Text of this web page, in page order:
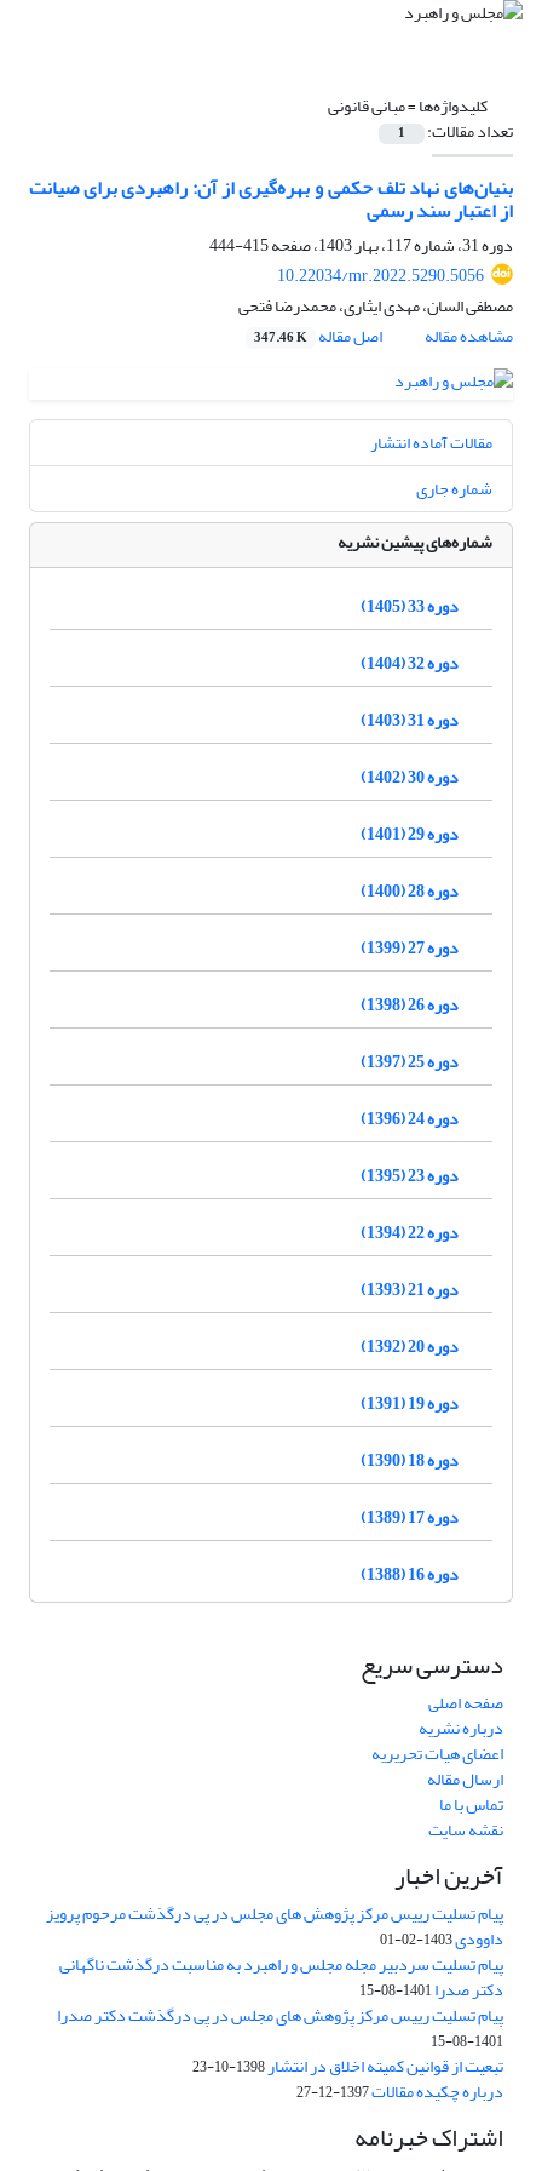
کلیدواژه‌ها =مبانی قانونی
تعداد مقالات: 1
بنیان‌های نهاد تلف حکمی و بهره‌گیری از آن: راهبردی برای صیانت
از اعتبار سند رسمی
دوره 31، شماره 117، بهار 1403، صفحه
415-444
10.22034/mr.2022.5290.5056
مصطفی السان، مهدی ایثاری، محمدرضا فتحی
مشاهده مقاله
اصل مقاله 347.46 K
مقالات آماده انتشار
شماره جاری
شماره‌های پیشین نشریه
دوره 33 (1405)
دوره 32 (1404)
دوره 31 (1403)
دوره 30 (1402)
دوره 29 (1401)
دوره 28 (1400)
دوره 27 (1399)
دوره 26 (1398)
دوره 25 (1397)
دوره 24 (1396)
دوره 23 (1395)
دوره 22 (1394)
دوره 21 (1393)
دوره 20 (1392)
دوره 19 (1391)
دوره 18 (1390)
دوره 17 (1389)
دوره 16 (1388)
دسترسی سریع
صفحه اصلی
درباره نشریه
اعضای هیات تحریریه
ارسال مقاله
تماس با ما
نقشه سایت
آخرین اخبار
پیام تسلیت رییس مرکز پژوهش های مجلس در پی درگذشت مرحوم پرویز
داوودی1403-02-01
پیام تسلیت سردبیر مجله مجلس و راهبرد به مناسبت درگذشت ناگهانی
دکتر صدرا1401-08-15
پیام تسلیت رییس مرکز پژوهش های مجلس در پی درگذشت دکتر صدرا
1401-08-15
تبعیت از قوانین کمیته اخلاق در انتشار1398-10-23
درباره چکیده مقالات1397-12-27
اشتراک خبرنامه